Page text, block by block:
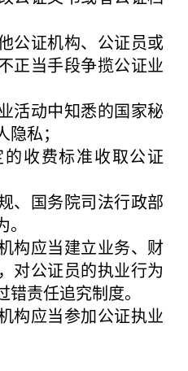
证机构、公证员或
正当手段争揽公证业
动中知悉的国家秘
私；
收费标准收取公证
国务院司法行政部
应当建立业务、财
对公证员的执业行为
责任追究制度。
应当参加公证执业